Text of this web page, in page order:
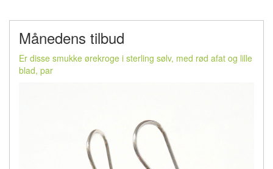
Månedens tilbud
Er disse smukke ørekroge i sterling sølv, med rød afat og lille
blad, par